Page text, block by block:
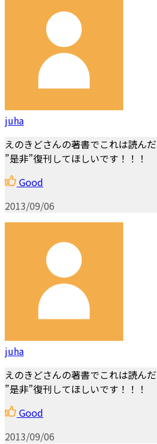
juha
えのきどさんの著書でこれは読んだ
”是非”復刊してほしいです！！！
Good
2013/09/06
juha
えのきどさんの著書でこれは読んだ
”是非”復刊してほしいです！！！
Good
2013/09/06